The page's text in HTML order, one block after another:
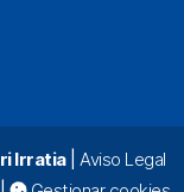
Irratia| Aviso Legal